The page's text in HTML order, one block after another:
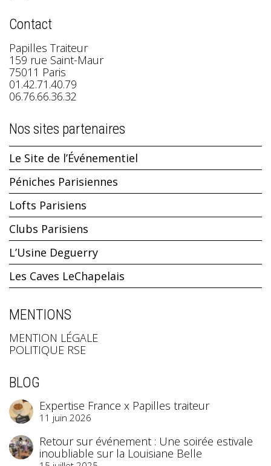
Contact
Papilles Traiteur
159 rue Saint-Maur
75011 Paris
01.42.71.40.79
06.76.66.36.32
Nos sites partenaires
Le Site de l’Événementiel
Péniches Parisiennes
Lofts Parisiens
Clubs Parisiens
L’Usine Deguerry
Les Caves LeChapelais
MENTIONS
MENTION LÉGALE
POLITIQUE RSE
BLOG
Expertise France x Papilles traiteur
11 juin 2026
Retour sur événement : Une soirée estivale
inoubliable sur la Louisiane Belle